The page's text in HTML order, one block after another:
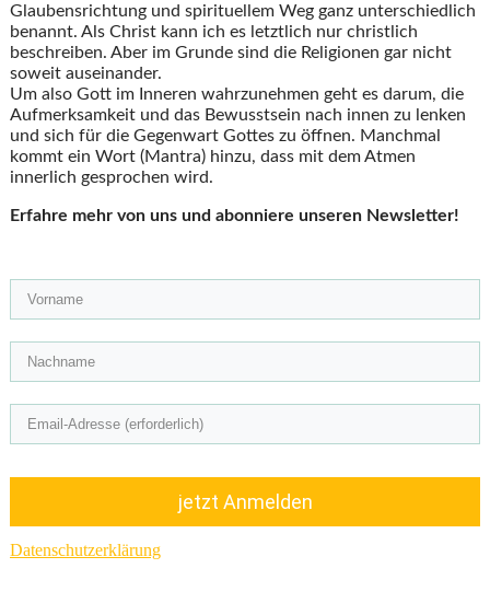
Glaubensrichtung und spirituellem Weg ganz unterschiedlich
benannt. Als Christ kann ich es letztlich nur christlich
beschreiben. Aber im Grunde sind die Religionen gar nicht
soweit auseinander.
Um also Gott im Inneren wahrzunehmen geht es darum, die
Aufmerksamkeit und das Bewusstsein nach innen zu lenken
und sich für die Gegenwart Gottes zu öffnen. Manchmal
kommt ein Wort (Mantra) hinzu, dass mit dem Atmen
innerlich gesprochen wird.
Erfahre mehr von uns und abonniere unseren Newsletter!
jetzt Anmelden
Datenschutzerklärung